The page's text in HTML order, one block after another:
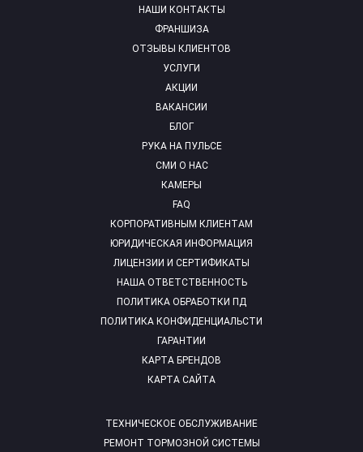
НАШИ КОНТАКТЫ
ФРАНШИЗА
ОТЗЫВЫ КЛИЕНТОВ
УСЛУГИ
АКЦИИ
ВАКАНСИИ
БЛОГ
РУКА НА ПУЛЬСЕ
СМИ О НАС
КАМЕРЫ
FAQ
ТЕХНИЧЕСКОЕ ОБСЛУЖИВАНИЕ
РЕМОНТ ТОРМОЗНОЙ СИСТЕМЫ
КОРПОРАТИВНЫМ КЛИЕНТАМ
ЮРИДИЧЕСКАЯ ИНФОРМАЦИЯ
ЛИЦЕНЗИИ И СЕРТИФИКАТЫ
НАША ОТВЕТСТВЕННОСТЬ
ПОЛИТИКА ОБРАБОТКИ ПД
ПОЛИТИКА КОНФИДЕНЦИАЛЬСТИ
ГАРАНТИИ
КАРТА БРЕНДОВ
КАРТА САЙТА